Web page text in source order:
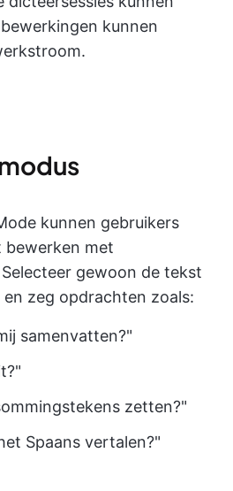
kunnen
kunnen gebruikers
bewerken met
gewoon de tekst
zeg opdrachten zoals:
samenvatten?"
zetten?"
Spaans vertalen?"